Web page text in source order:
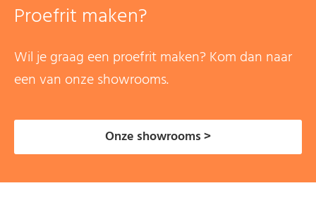
Proefrit maken?
Wil je graag een proefrit maken? Kom dan naar
een van onze showrooms.
Onze showrooms >